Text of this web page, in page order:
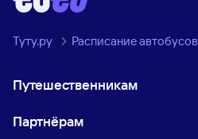
Туту.ру Расписание автобусов
Путешественникам
Партнёрам